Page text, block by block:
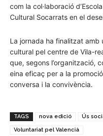
com la col·laboració
Cultural Socarrats en el
La jornada ha finalitzat
cultural pel centre de Vila-
que, segons l’organització,
eina eficaç per a la
conversa i la convivència.
TAGS nova edició Ús
Voluntariat pel Valencià